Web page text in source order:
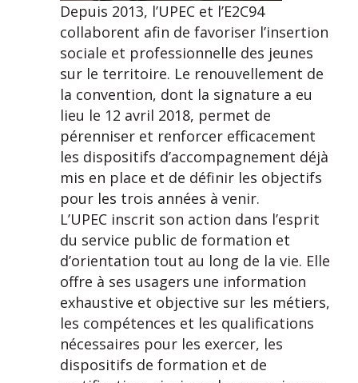
Depuis 2013, l’UPEC et l’E2C94
collaborent afin de favoriser l’insertion
sociale et professionnelle des jeunes
sur le territoire. Le renouvellement de
la convention, dont la signature a eu
lieu le 12 avril 2018, permet de
pérenniser et renforcer efficacement
les dispositifs d’accompagnement déjà
mis en place et de définir les objectifs
pour les trois années à venir.
L’UPEC inscrit son action dans l’esprit
du service public de formation et
d’orientation tout au long de la vie. Elle
offre à ses usagers une information
exhaustive et objective sur les métiers,
les compétences et les qualifications
nécessaires pour les exercer, les
dispositifs de formation et de